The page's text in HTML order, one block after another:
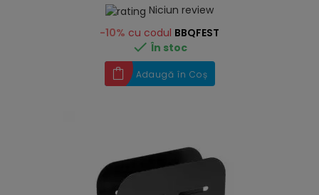
Niciun review
-10% cu codul BBQFEST
 În stoc
Adaugă în Coș